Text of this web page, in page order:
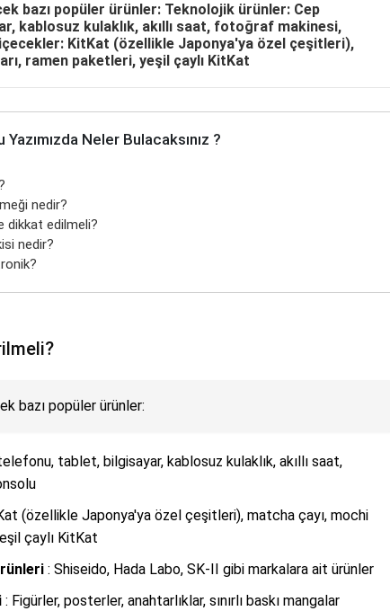
bazı popüler ürünler: Teknolojik ürünler: Cep
kablosuz kulaklık, akıllı saat, fotoğraf makinesi,
KitKat (özellikle Japonya'ya özel çeşitleri),
ramen paketleri, yeşil çaylı KitKat
Yazımızda Neler Bulacaksınız ?
nedir?
dikkat edilmeli?
nedir?
bazı popüler ürünler:
tablet, bilgisayar, kablosuz kulaklık, akıllı saat,
(özellikle Japonya'ya özel çeşitleri), matcha çayı, mochi
çaylı KitKat
: Shiseido, Hada Labo, SK-II gibi markalara ait ürünler
: Figürler, posterler, anahtarlıklar, sınırlı baskı mangalar